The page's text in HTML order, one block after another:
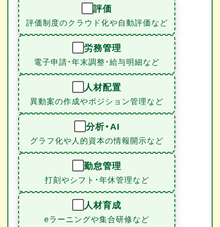
評価
評価制度のクラウド化や自動評価など
労務管理
電子申請・年末調整・給与明細など
人材配置
異動案の作成やポジション管理など
分析・AI
グラフ化や人的資本の情報開示など
勤怠管理
打刻やシフト・年休管理など
人材育成
eラーニングや集合研修など